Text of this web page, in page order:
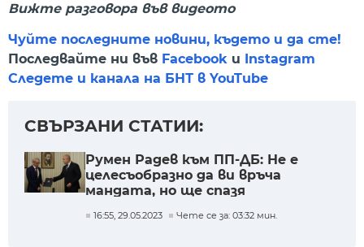
Вижте разговора във видеото
Чуйте последните новини, където и да сте!
Последвайте ни във Facebook и
Instagram
Следете и канала на БНТ в YouTube
СВЪРЗАНИ СТАТИИ:
Румен Радев към ПП-ДБ: Не е
целесъобразно да ви връча
мандата, но ще спазя
16:55, 29.05.2023 Чете се за: 03:32 мин.